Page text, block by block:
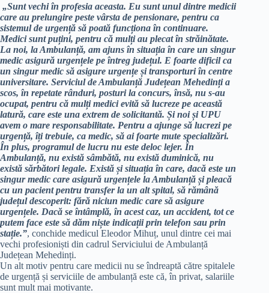
„Sunt vechi în profesia aceasta. Eu sunt unul dintre medicii
care au prelungire peste vârsta de pensionare, pentru ca
sistemul de urgență să poată funcționa în continuare.
Medici sunt puțini, pentru că mulți au plecat în străinătate.
La noi, la Ambulanță, am ajuns în situația în care un singur
medic asigură urgențele pe întreg județul. E foarte dificil ca
un singur medic să asigure urgențe și transporturi în centre
universitare. Serviciul de Ambulanță Județean Mehedinți a
scos, în repetate rânduri, posturi la concurs, însă, nu s-au
ocupat, pentru că mulți medici evită să lucreze pe această
latură, care este una extrem de solicitantă. Și noi și UPU
avem o mare responsabilitate. Pentru a ajunge să lucrezi pe
urgență, îți trebuie, ca medic, să ai foarte mute specializări.
În plus, programul de lucru nu este deloc lejer. În
Ambulanță, nu există sâmbătă, nu există duminică, nu
există sărbători legale. Există și situația în care, dacă este un
singur medic care asigură urgențele la Ambulanță și pleacă
cu un pacient pentru transfer la un alt spital, să rămână
județul descoperit: fără niciun medic care să asigure
urgențele. Dacă se întâmplă, în acest caz, un accident, tot ce
putem face este să dăm niște indicații prin telefon sau prin
stație.”, conchide medicul Eleodor Mihuț, unul dintre cei mai
vechi profesioniști din cadrul Serviciului de Ambulanță
Județean Mehedinți.
Un alt motiv pentru care medicii nu se îndreaptă către spitalele
de urgență și serviciile de ambulanță este că, în privat, salariile
sunt mult mai motivante.